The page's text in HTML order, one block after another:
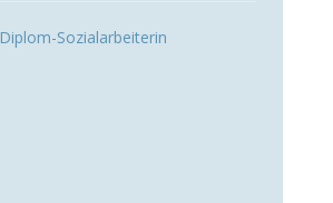
Diplom-Sozialarbeiterin